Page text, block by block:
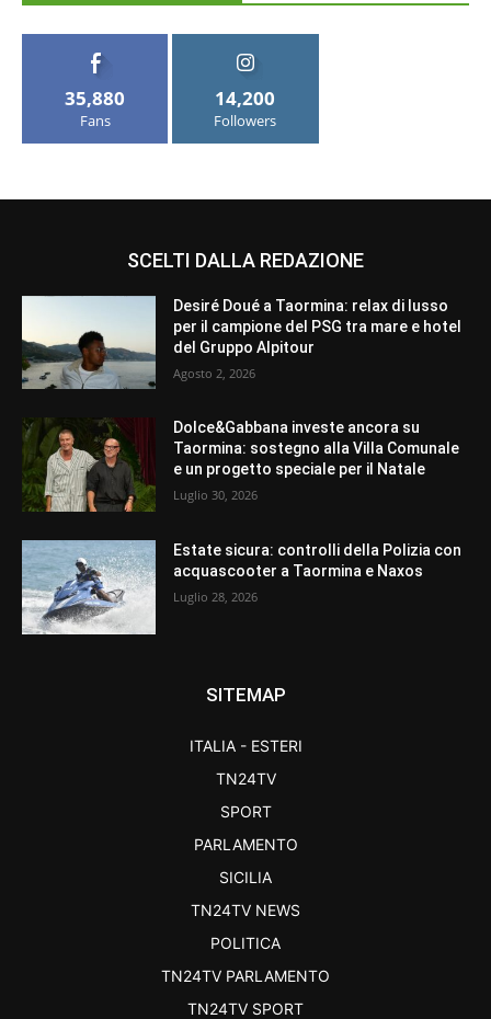
35,880
Fans
14,200
Followers
SCELTI DALLA REDAZIONE
Desiré Doué a Taormina: relax di lusso
per il campione del PSG tra mare e hotel
del Gruppo Alpitour
Agosto 2, 2026
Dolce&Gabbana investe ancora su
Taormina: sostegno alla Villa Comunale
e un progetto speciale per il Natale
Luglio 30, 2026
Estate sicura: controlli della Polizia con
acquascooter a Taormina e Naxos
Luglio 28, 2026
SITEMAP
ITALIA - ESTERI
TN24TV
SPORT
PARLAMENTO
SICILIA
TN24TV NEWS
POLITICA
TN24TV PARLAMENTO
TN24TV SPORT